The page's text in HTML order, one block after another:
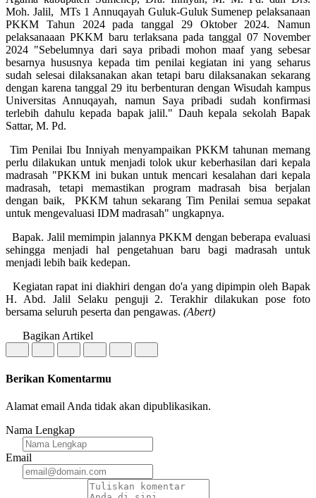
Moh. Jalil, MTs 1 Annuqayah Guluk-Guluk Sumenep pelaksanaan
PKKM Tahun 2024 pada tanggal 29 Oktober 2024. Namun
pelaksanaaan PKKM baru terlaksana pada tanggal 07 November
2024 "Sebelumnya dari saya pribadi mohon maaf yang sebesar
besarnya hususnya kepada tim penilai kegiatan ini yang seharus
sudah selesai dilaksanakan akan tetapi baru dilaksanakan sekarang
dengan karena tanggal 29 itu berbenturan dengan Wisudah kampus
Universitas Annuqayah, namun Saya pribadi sudah konfirmasi
terlebih dahulu kepada bapak jalil." Dauh kepala sekolah Bapak
Sattar, M. Pd.
Tim Penilai Ibu Inniyah menyampaikan PKKM tahunan memang
perlu dilakukan untuk menjadi tolok ukur keberhasilan dari kepala
madrasah "PKKM ini bukan untuk mencari kesalahan dari kepala
madrasah, tetapi memastikan program madrasah bisa berjalan
dengan baik, PKKM tahun sekarang Tim Penilai semua sepakat
untuk mengevaluasi IDM madrasah" ungkapnya.
Bapak. Jalil memimpin jalannya PKKM dengan beberapa evaluasi
sehingga menjadi hal pengetahuan baru bagi madrasah untuk
menjadi lebih baik kedepan.
Kegiatan rapat ini diakhiri dengan do'a yang dipimpin oleh Bapak
H. Abd. Jalil Selaku penguji 2. Terakhir dilakukan pose foto
bersama seluruh peserta dan pengawas. (Abert)
Bagikan Artikel
Berikan Komentarmu
Alamat email Anda tidak akan dipublikasikan.
Nama Lengkap
Email